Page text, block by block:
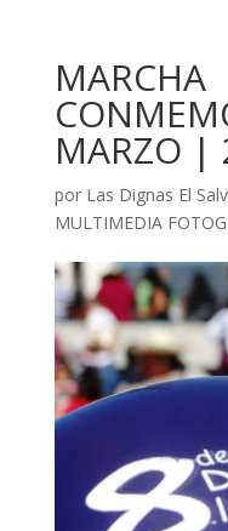
MARCHA
MARZO |
por Las Dignas El
MULTIMEDIA